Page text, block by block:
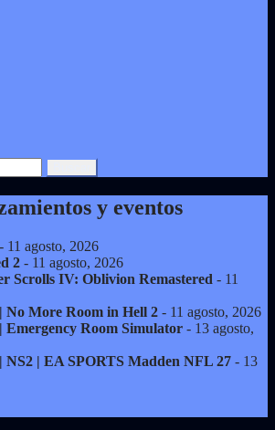
y eventos
- 11 agosto, 2026
2 - 11 agosto, 2026
Scrolls IV: Oblivion Remastered - 11
No More Room in Hell 2 - 11 agosto, 2026
Emergency Room Simulator - 13 agosto,
NS2 | EA SPORTS Madden NFL 27 - 13